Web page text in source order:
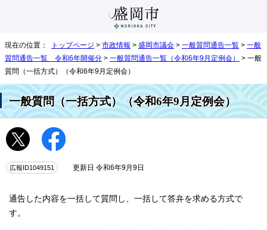
現在の位置： トップページ > 市政情報 > 盛岡市議会 > 一般質問通告一覧 > 一般
質問通告一覧 令和6年開催分 > 一般質問通告一覧（令和6年9月定例会）
> 一般
質問（一括方式）（令和6年9月定例会）
一般質問（一括方式）（令和6年9月定例会）
広報ID1049151 更新日 令和6年9月9日
通告した内容を一括して質問し、一括して答弁を求める方式で
す。